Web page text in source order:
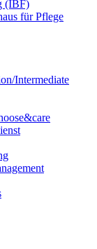
(IBF)
für Pflege
Intermediate